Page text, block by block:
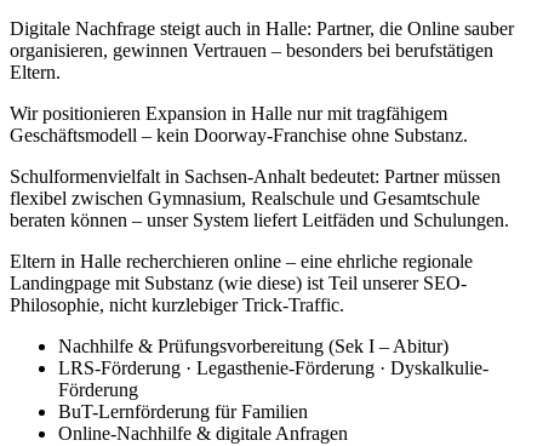
Digitale Nachfrage steigt auch in Halle: Partner, die Online sauber
organisieren, gewinnen Vertrauen – besonders bei berufstätigen
Eltern.
Wir positionieren Expansion in Halle nur mit tragfähigem
Geschäftsmodell – kein Doorway-Franchise ohne Substanz.
Schulformenvielfalt in Sachsen-Anhalt bedeutet: Partner müssen
flexibel zwischen Gymnasium, Realschule und Gesamtschule
beraten können – unser System liefert Leitfäden und Schulungen.
Eltern in Halle recherchieren online – eine ehrliche regionale
Landingpage mit Substanz (wie diese) ist Teil unserer SEO-
Philosophie, nicht kurzlebiger Trick-Traffic.
Nachhilfe & Prüfungsvorbereitung (Sek I – Abitur)
LRS-Förderung · Legasthenie-Förderung · Dyskalkulie-
Förderung
BuT-Lernförderung für Familien
Online-Nachhilfe & digitale Anfragen